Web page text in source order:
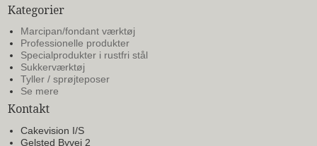
Kategorier
Marcipan/fondant værktøj
Professionelle produkter
Specialprodukter i rustfri stål
Sukkerværktøj
Tyller / sprøjteposer
Se mere
Kontakt
Cakevision I/S
Gelsted Byvej 2